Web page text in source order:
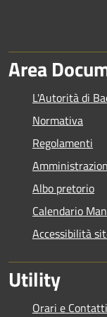
Area
L'Autorità di
Normativa
Regolamenti
Albo pretorio
Calendario
Accessibilità
Utility
Orari e Contatti